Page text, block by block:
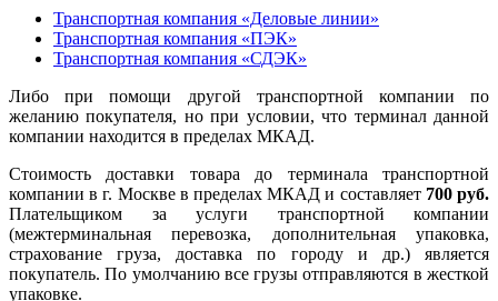
Транспортная компания «Деловые линии»
Транспортная компания «ПЭК»
Транспортная компания «СДЭК»
Либо при помощи другой транспортной компании по
желанию покупателя, но при условии, что терминал данной
компании находится в пределах МКАД.
Стоимость доставки товара до терминала транспортной
компании в г. Москве в пределах МКАД и составляет 700 руб.
Плательщиком за услуги транспортной компании
(межтерминальная перевозка, дополнительная упаковка,
страхование груза, доставка по городу и др.) является
покупатель. По умолчанию все грузы отправляются в жесткой
упаковке.